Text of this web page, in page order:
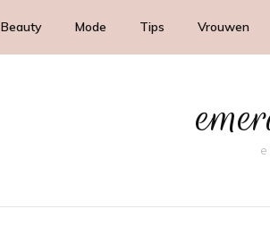
Beauty Mode Tips Vrouwen